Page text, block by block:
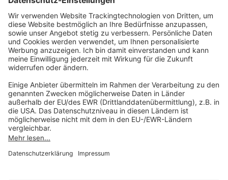
service@forum-verlag.com
Mo-Do 07:30 - 17:00 Uhr
Fr 07:30 - 15:00 Uhr
Unsere Marken
Folgen Sie uns
Impressum
Datenschutz